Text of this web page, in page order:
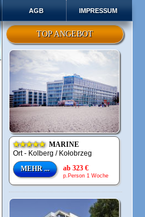
AGB IMPRESSUM
TOP ANGEBOT
★★★★★MARINE
Ort - Kolberg / Kołobrzeg
MEHR ...
ab 323 €
p.Person 1 Woche